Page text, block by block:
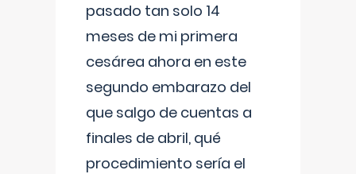
pasado tan solo 14
meses de mi primera
cesárea ahora en este
segundo embarazo del
que salgo de cuentas a
finales de abril, qué
procedimiento sería el